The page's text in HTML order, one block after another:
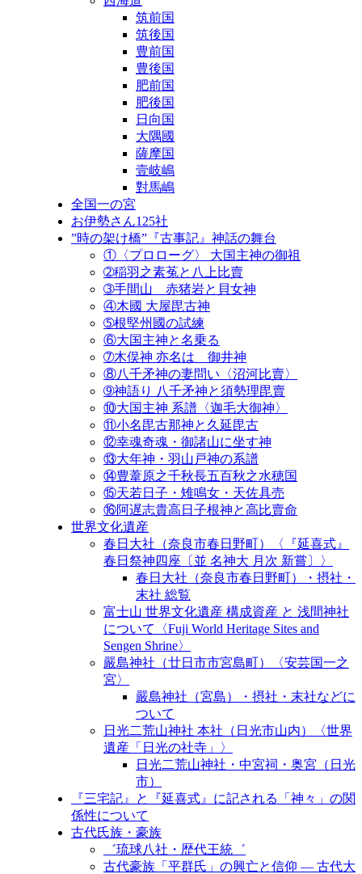
筑前国
筑後国
豊前国
豊後国
肥前国
肥後国
日向国
大隅國
薩摩国
壹岐嶋
對馬嶋
全国一の宮
お伊勢さん125社
”時の架け橋”『古事記』神話の舞台
①〈プロローグ〉 大国主神の御祖
➁稲羽之素菟と八上比賣
➂手間山 赤猪岩と貝女神
④木國 大屋毘古神
➄根堅州國の試練
⑥大国主神と名乗る
➆木俣神 亦名は 御井神
⑧八千矛神の妻問い〈沼河比賣〉
➈神語り 八千矛神と須勢理毘賣
⑩大国主神 系譜〈迦毛大御神〉
⑪小名毘古那神と久延毘古
⑫幸魂奇魂・御諸山に坐す神
⑬大年神・羽山戸神の系譜
⑭豊葦原之千秋長五百秋之水穂国
⑮天若日子・雉鳴女・天佐具売
⑯阿遅志貴高日子根神と高比賣命
世界文化遺産
春日大社（奈良市春日野町）〈『延喜式』
春日祭神四座〔並 名神大 月次 新嘗〕〉
春日大社（奈良市春日野町）・摂社・
末社 総覧
富士山 世界文化遺産 構成資産 と 浅間神社
について〈Fuji World Heritage Sites and
Sengen Shrine〉
嚴島神社（廿日市市宮島町）〈安芸国一之
宮〉
嚴島神社（宮島）・摂社・末社などに
ついて
日光二荒山神社 本社（日光市山内）〈世界
遺産「日光の社寺」〉
日光二荒山神社・中宮祠・奥宮（日光
市）
『三宅記』と『延喜式』に記される「神々」の関
係性について
古代氏族・豪族
゛琉球八社・歴代王統゛
古代豪族「平群氏」の興亡と信仰 ― 古代大